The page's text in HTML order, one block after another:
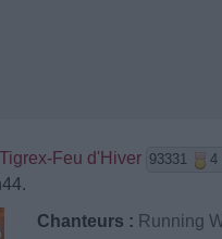
Tigrex-Feu d'Hiver 93331 4
Chanteurs : Running